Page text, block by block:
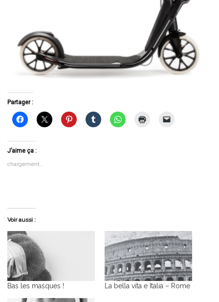
Partager :
J’aime ça :
chargement…
Voir aussi :
Bas les masques ! La bella vita e Italia – Rome